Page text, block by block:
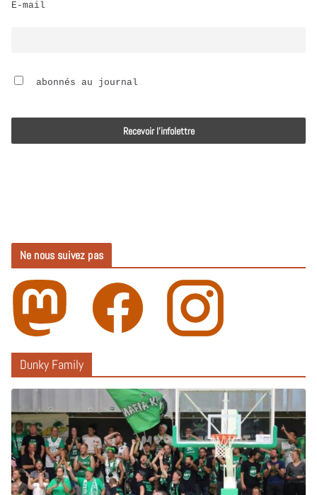
Dunky Family
iE-mail
abonnés au journal
Ne nous suivez pas